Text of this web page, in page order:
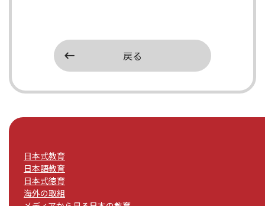
戻る
日本式教育
日本語教育
日本式徳育
海外の取組